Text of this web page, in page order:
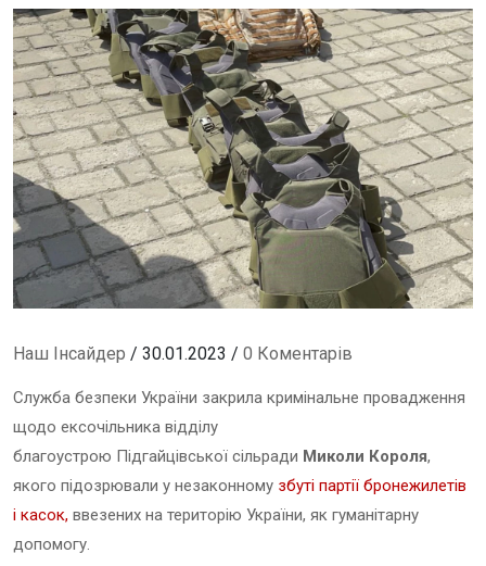
Наш Інсайдер / 30.01.2023 / 0 Коментарів
Служба безпеки України закрила кримінальне провадження
щодо ексочільника відділу
благоустрою Підгайцівської сільради Миколи Короля,
якого підозрювали у незаконному збуті партії бронежилетів
і касок, ввезених на територію України, як гуманітарну
допомогу.